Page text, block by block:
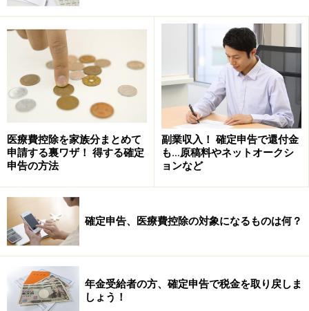
す。
貸倒れの事実が要件を満たしているか
貸倒れの計上時期が正しいか
貸倒れには、「法律上の貸倒れ」「事実上の貸倒れ」
「形式上の貸倒れ」の3つがあります。
法律上の貸倒れは、会社更生法や民事再生法、破産法な
どによって債権が切り捨てられた場合です。事実上の貸
倒れは、債務者の資産の状況や支払能力などから見て、
債権全額が回収不能であることが明らかな場合です。形
式上の貸倒れというのは、取引停止後1年以上経った場
合などの要件を満たしたものをいいます。
医療費控除を家族分まとめて
申請する裏ワザ！ 得する確定
申告の方法
副業収入！ 確定申告で還付金
も…原稿料やネットオークシ
ョンなど
確定申告、医療費控除の対象になるものは何？
年金受給者の方、確定申告で税金を取り戻しま
しょう！